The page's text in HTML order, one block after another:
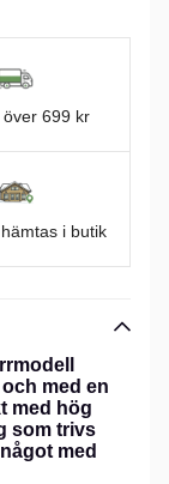
699 kr
i butik
med en
med hög
som trivs
med